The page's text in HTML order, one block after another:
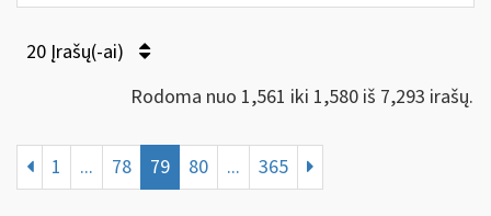
20 Įrašų(-ai)
Rodoma nuo 1,561 iki 1,580 iš 7,293 irašų.
1 ... 78 79 80 ... 365